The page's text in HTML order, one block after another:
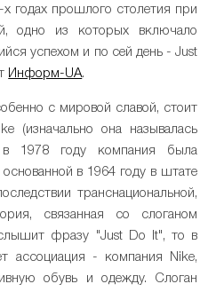
х годах прошлого столетия при
одно из которых включало
успехом и по сей день - Just
Информ-UA.
с мировой славой, стоит
(изначально она называлась
1978 году компания была
в 1964 году в штате
транснациональной,
связанная со слоганом
фразу "Just Do It", то в
ассоциация - компания Nike,
обувь и одежду. Слоган